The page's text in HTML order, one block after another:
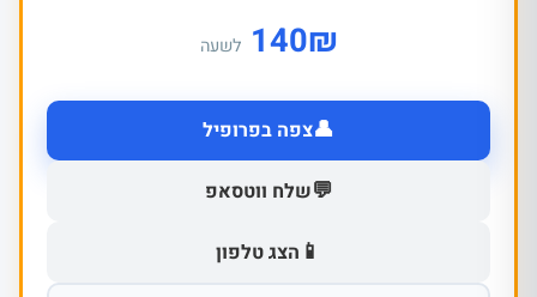
₪
140 לשעה
👤צפה בפרופיל
💬שלח ווטסאפ
📱 הצג טלפון